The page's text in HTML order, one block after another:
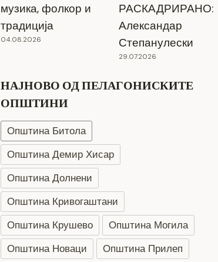
музика, фолкор и
традиција
04.08.2026
РАСКАДРИРАНО:
Александар
Степанулески
29.07.2026
НАЈНОВО ОД ПЕЛАГОНИСКИТЕ
ОПШТИНИ
Општина Битола
Општина Демир Хисар
Општина Долнени
Општина Кривогаштани
Општина Крушево
Општина Могила
Општина Новаци
Општина Прилеп